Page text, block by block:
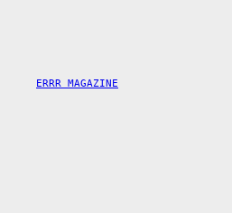
ERRR MAGAZINE